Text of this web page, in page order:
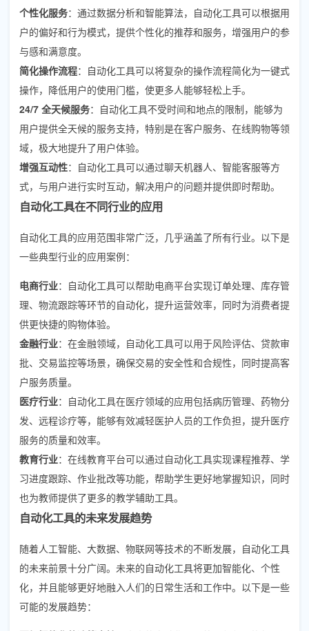
个性化服务：通过数据分析和智能算法，自动化工具可以根据用
户的偏好和行为模式，提供个性化的推荐和服务，增强用户的参
与感和满意度。
简化操作流程：自动化工具可以将复杂的操作流程简化为一键式
操作，降低用户的使用门槛，使更多人能够轻松上手。
24/7 全天候服务：自动化工具不受时间和地点的限制，能够为
用户提供全天候的服务支持，特别是在客户服务、在线购物等领
域，极大地提升了用户体验。
增强互动性：自动化工具可以通过聊天机器人、智能客服等方
式，与用户进行实时互动，解决用户的问题并提供即时帮助。
自动化工具在不同行业的应用
自动化工具的应用范围非常广泛，几乎涵盖了所有行业。以下是
一些典型行业的应用案例：
电商行业：自动化工具可以帮助电商平台实现订单处理、库存管
理、物流跟踪等环节的自动化，提升运营效率，同时为消费者提
供更快捷的购物体验。
金融行业：在金融领域，自动化工具可以用于风险评估、贷款审
批、交易监控等场景，确保交易的安全性和合规性，同时提高客
户服务质量。
医疗行业：自动化工具在医疗领域的应用包括病历管理、药物分
发、远程诊疗等，能够有效减轻医护人员的工作负担，提升医疗
服务的质量和效率。
教育行业：在线教育平台可以通过自动化工具实现课程推荐、学
习进度跟踪、作业批改等功能，帮助学生更好地掌握知识，同时
也为教师提供了更多的教学辅助工具。
自动化工具的未来发展趋势
随着人工智能、大数据、物联网等技术的不断发展，自动化工具
的未来前景十分广阔。未来的自动化工具将更加智能化、个性
化，并且能够更好地融入人们的日常生活和工作中。以下是一些
可能的发展趋势：